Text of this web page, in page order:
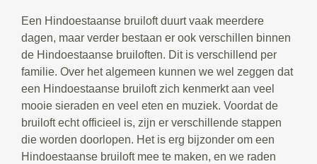
Een Hindoestaanse bruiloft duurt vaak meerdere
dagen, maar verder bestaan er ook verschillen binnen
de Hindoestaanse bruiloften. Dit is verschillend per
familie. Over het algemeen kunnen we wel zeggen dat
een Hindoestaanse bruiloft zich kenmerkt aan veel
mooie sieraden en veel eten en muziek. Voordat de
bruiloft echt officieel is, zijn er verschillende stappen
die worden doorlopen. Het is erg bijzonder om een
Hindoestaanse bruiloft mee te maken, en we raden